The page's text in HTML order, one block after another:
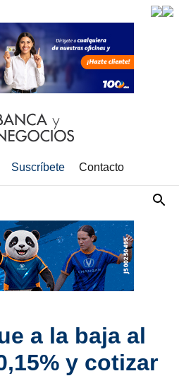
Suscríbete Contacto
a la baja al
y cotizar